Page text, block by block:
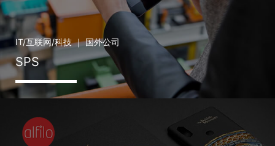
IT/互联网/科技 ｜ 国外公司
SPS